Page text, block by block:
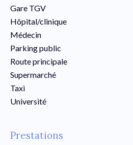
Gare TGV
Hôpital/clinique
Médecin
Parking public
Route principale
Supermarché
Taxi
Université
Prestations